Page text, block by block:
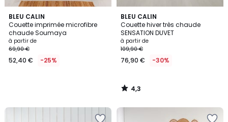
BLEU CALIN
Couette imprimée microfibre
chaude Soumaya
à partir de
69,90 €
52,40 € -25%
BLEU CALIN
Couette hiver très chaude
SENSATION DUVET
à partir de
109,90 €
76,90 € -30%
4,3
/ 5
4,3
/